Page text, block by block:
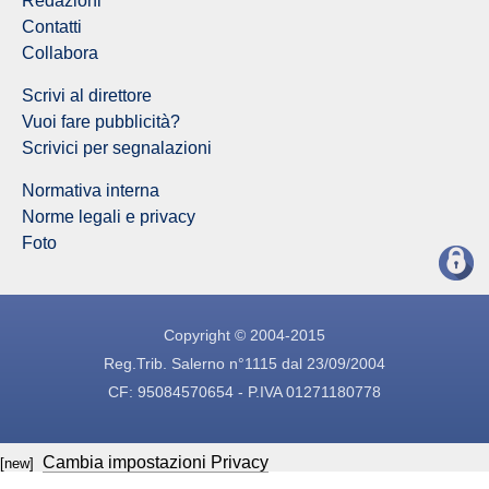
Contatti
Collabora
Scrivi al direttore
Vuoi fare pubblicità?
Scrivici per segnalazioni
Normativa interna
Norme legali e privacy
Foto
Copyright © 2004-2015
Reg.Trib. Salerno n°1115 dal 23/09/2004
CF: 95084570654 - P.IVA 01271180778
[new] Cambia impostazioni Privacy